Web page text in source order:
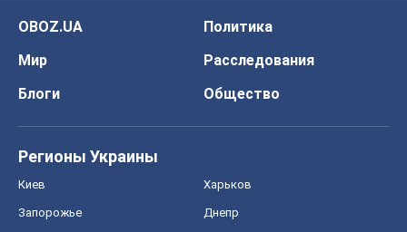
OBOZ.UA
Политика
Мир
Расследования
Блоги
Общество
Регионы Украины
Киев Харьков
Запорожье Днепр